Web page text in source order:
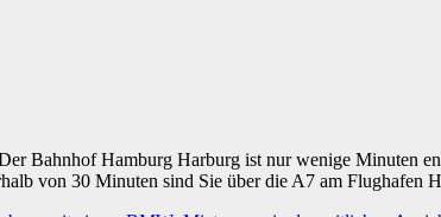
Bahnhof Hamburg Harburg ist nur wenige Minuten
von 30 Minuten sind Sie über die A7 am Flughafen